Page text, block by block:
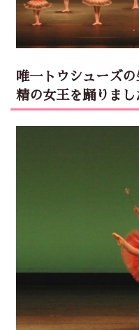
唯一トウシューズ
精の女王を踊りまし